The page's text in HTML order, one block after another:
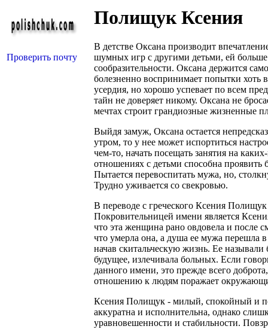
Проверить почту
Полищук Ксения
В детстве Оксана производит
шумных игр с другими детьми, ей
сообразительности. Оксана держится
болезненно воспринимает попытки хоть
усердия, но хорошо успевает по всем
тайн не доверяет никому. Оксана не
мечтах строит грандиозные жизненные
Выйдя замуж, Оксана остается
утром, то у нее может испортиться
чем-то, начать посещать занятия на
отношениях с детьми способна проявить
Пытается перевоспитать мужа, но,
Трудно уживается со свекровью.
В переводе с греческого Ксения
Покровительницей имени является
что эта женщина рано овдовела и после
что умерла она, а душа ее мужа перешла
начав скитальческую жизнь. Ее
будущее, излечивала больных. Если
данного имени, это прежде всего
отношению к людям поражает
Ксения Полищук - милый, спокойный и
аккуратна и исполнительна, однако
уравновешенности и стабильности.